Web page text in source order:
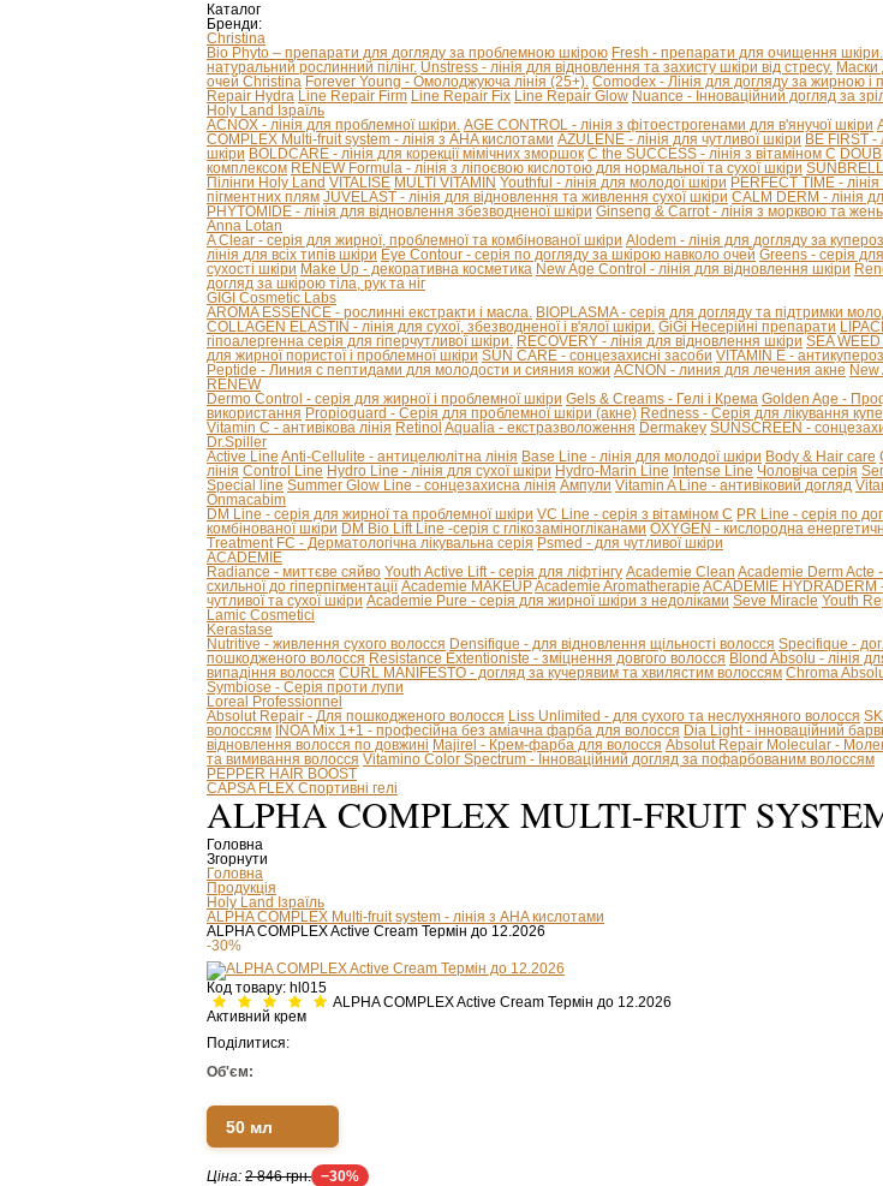
Каталог
Бренди:
Christina
Bio Phyto – препарати для догляду за проблемною шкірою Fresh - препарати для очищення шкіри.
натуральний рослинний пілінг. Unstress - лінія для відновлення та захисту шкіри від стресу. Маски
очей Christina Forever Young - Омолоджуюча лінія (25+). Comodex - Лінія для догляду за жирною
Repair Hydra Line Repair Firm Line Repair Fix Line Repair Glow Nuance - Інноваційний догляд за
Holy Land Ізраїль
ACNOX - лінія для проблемної шкіри. AGE CONTROL - лінія з фітоестрогенами для в'янучої шкіри
COMPLEX Multi-fruit system - лінія з AHA кислотами AZULENE - лінія для чутливої ​​шкіри BE FIRST -
шкіри BOLDCARE - лінія для корекції мімічних зморшок C the SUCCESS - лінія з вітаміном С
комплексом RENEW Formula - лінія з ліпоєвою кислотою для нормальної та сухої шкіри
Пілінги Holy Land VITALISE MULTI VITAMIN Youthful - лінія для молодої шкіри PERFECT TIME -
пігментних плям JUVELAST - лінія для відновлення та живлення сухої шкіри CALM DERM - лінія
PHYTOMIDE - лінія для відновлення збезводненої шкіри Ginseng & Carrot - лінія з морквою та
Anna Lotan
A Clear - серія для жирної, проблемної та комбінованої шкіри Alodem - лінія для догляду за
лінія для всіх типів шкіри Eye Contour - серія по догляду за шкірою навколо очей Greens - серія
сухості шкіри Make Up - декоративна косметика New Age Control - лінія для відновлення шкіри
догляд за шкірою тіла, рук та ніг
GIGI Cosmetic Labs
AROMA ESSENCE - рослинні екстракти і масла. BIOPLASMA - серія для догляду та підтримки
COLLAGEN ELASTIN - лінія для сухої, збезводненої і в'ялої шкіри. GiGi Несерійні препарати
гіпоалергенна серія для гіперчутливої ​​шкіри. RECOVERY - лінія для відновлення шкіри SEA
для жирної пористої і проблемної шкіри SUN CARE - сонцезахисні засоби VITAMIN E -
Peptide - Линия с пептидами для молодости и сияния кожи ACNON - линия для лечения акне New
RENEW
Dermo Control - серія для жирної і проблемної шкіри Gels & Creams - Гелі і Крема Golden Age -
використання Propioguard - Серія для проблемної шкіри (акне) Redness - Серія для лікування
Vitamin C - антивікова лінія Retinol Aqualia - екстразволоження Dermakey SUNSCREEN -
Dr.Spiller
Active Line Anti-Cellulite - антицелюлітна лінія Base Line - лінія для молодої шкіри Body & Hair care
лінія Control Line Hydro Line - лінія для сухої шкіри Hydro-Marin Line Intense Line Чоловіча серія
Special line Summer Glow Line - сонцезахисна лінія Ампули Vitamin A Line - антивіковий догляд
Onmacabim
DM Line - серія для жирної та проблемної шкіри VC Line - серія з вітаміном С PR Line - серія по
комбінованої шкіри DM Bio Lift Line -cерія с глікозаміногліканами OXYGEN - кислородна
Treatment FC - Дерматологічна лікувальна серія Psmed - для чутливої шкіри
ACADEMIE
Radiance - миттєве сяйво Youth Active Lift - серія для ліфтінгу Academie Clean Academie Derm Acte -
схильної до гіперпігментації Academie MAKEUPAcademie Aromatherapie ACADEMIE HYDRADERM
чутливої та сухої шкіри Academie Pure - серія для жирної шкіри з недоліками Seve Miracle Youth
Lamic Cosmetici
Kerastase
Nutritive - живлення сухого волосся Densifique - для відновлення щільності волосся Specifique -
пошкодженого волосся Resistance Extentioniste - зміцнення довгого волосся Blond Absolu - лінія
випадіння волосся CURL MANIFESTO - догляд за кучерявим та хвилястим волоссям Chroma
Symbiose - Серія проти лупи
Loreal Professionnel
Absolut Repair - Для пошкодженого волосся Liss Unlimited - для сухого та неслухняного волосся
волоссям INOA Mix 1+1 - професійна без аміачна фарба для волосся Dia Light - інноваційний
відновлення волосся по довжині Majirel - Крем-фарба для волосся Absolut Repair Molecular -
та вимивання волосся Vitamino Color Spectrum - Інноваційний догляд за пофарбованим волоссям
PEPPER HAIR BOOST
CAPSA FLEX Спортивні гелі
ALPHA COMPLEX MULTI-FRUIT
Головна
Згорнути
Головна
Продукція
Holy Land Ізраїль
ALPHA COMPLEX Multi-fruit system - лінія з AHA кислотами
ALPHA COMPLEX Active Сream Термін до 12.2026
-30%
Код товару: hl015
ALPHA COMPLEX Active Сream Термін до 12.2026
Активний крем
Поділитися:
Об'єм:
50 мл
Ціна: 2 846 грн. −30%